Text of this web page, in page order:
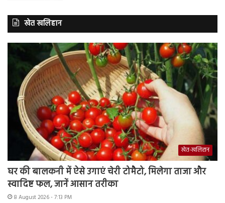
खेत खलिहान
खेत-खलिहान
घर की बालकनी में ऐसे उगाएं चेरी टोमैटो, मिलेगा ताजा और
स्वादिष्ट फल, जानें आसान तरीका
8 August 2026 - 7:13 PM